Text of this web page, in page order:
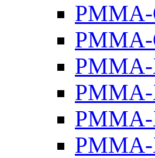
PMMA-
PMMA-
PMMA-
PMMA-
PMMA-
PMMA-